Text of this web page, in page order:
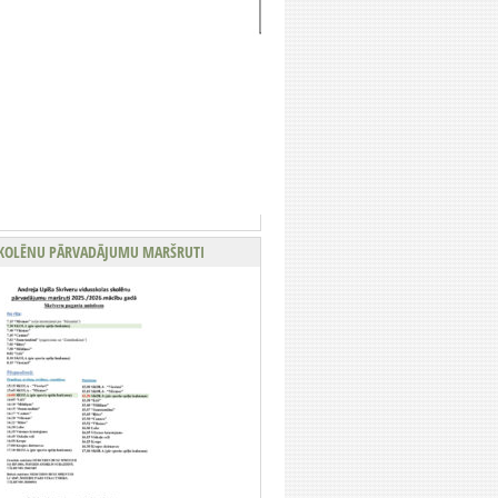
PĀRVADĀJUMU MARŠRUTI